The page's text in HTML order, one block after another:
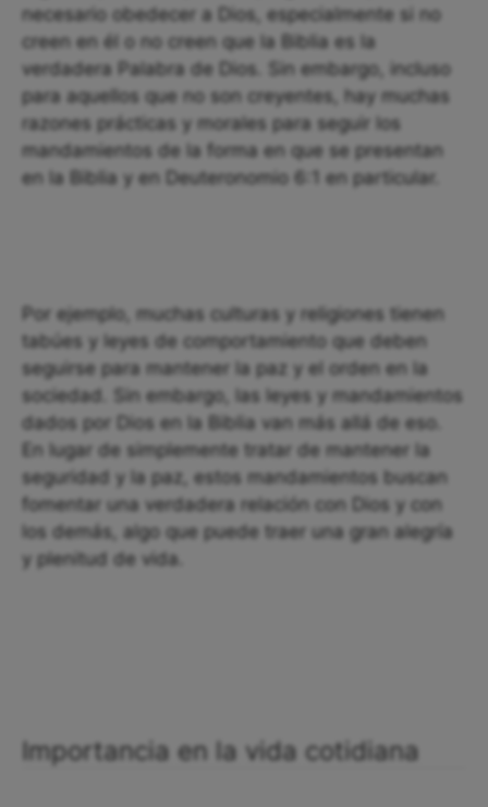
necesario obedecer a Dios, especialmente si no
creen en él o no creen que la Biblia es la
verdadera Palabra de Dios. Sin embargo, incluso
para aquellos que no son creyentes, hay muchas
razones prácticas y morales para seguir los
mandamientos de la forma en que se presentan
en la Biblia y en Deuteronomio 6:1 en particular.
Por ejemplo, muchas culturas y religiones tienen
tabúes y leyes de comportamiento que deben
seguirse para mantener la paz y el orden en la
sociedad. Sin embargo, las leyes y mandamientos
dados por Dios en la Biblia van más allá de eso.
En lugar de simplemente tratar de mantener la
seguridad y la paz, estos mandamientos buscan
fomentar una verdadera relación con Dios y con
los demás, algo que puede traer una gran alegría
y plenitud de vida.
Importancia en la vida cotidiana